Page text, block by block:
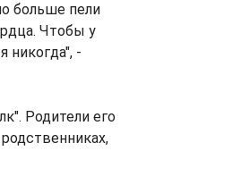
больше пели
Чтобы у
никогда", -
Родители его